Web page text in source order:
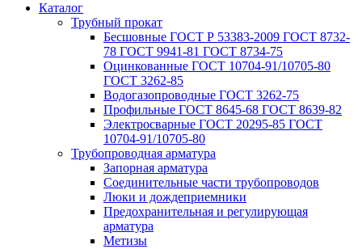
Каталог
Трубный прокат
Беcшовные ГОСТ Р 53383-2009 ГОСТ 8732-
78 ГОСТ 9941-81 ГОСТ 8734-75
Оцинкованные ГОСТ 10704-91/10705-80
ГОСТ 3262-85
Водогазопроводные ГОСТ 3262-75
Профильные ГОСТ 8645-68 ГОСТ 8639-82
Электросварные ГОСТ 20295-85 ГОСТ
10704-91/10705-80
Трубопроводная арматура
Запорная арматура
Соединительные части трубопроводов
Люки и дождеприемники
Предохранительная и регулирующая
арматура
Метизы